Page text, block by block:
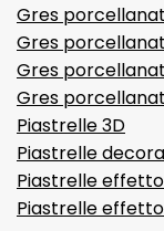
Gres
Gres
Gres
Gres
Piastrelle 3D
Piastrelle
Piastrelle
Piastrelle